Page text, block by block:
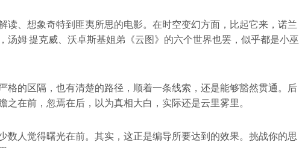
读、想象奇特到匪夷所思的电影。在时空变幻方面，比起它来，诺兰
汤姆·提克威、沃卓斯基姐弟《云图》的六个世界也罢，似乎都是小巫
格的区隔，也有清楚的路径，顺着一条线索，还是能够豁然贯通。后
之在前，忽焉在后，以为真相大白，实际还是云里雾里。
数人觉得曙光在前。其实，这正是编导所要达到的效果。挑战你的思